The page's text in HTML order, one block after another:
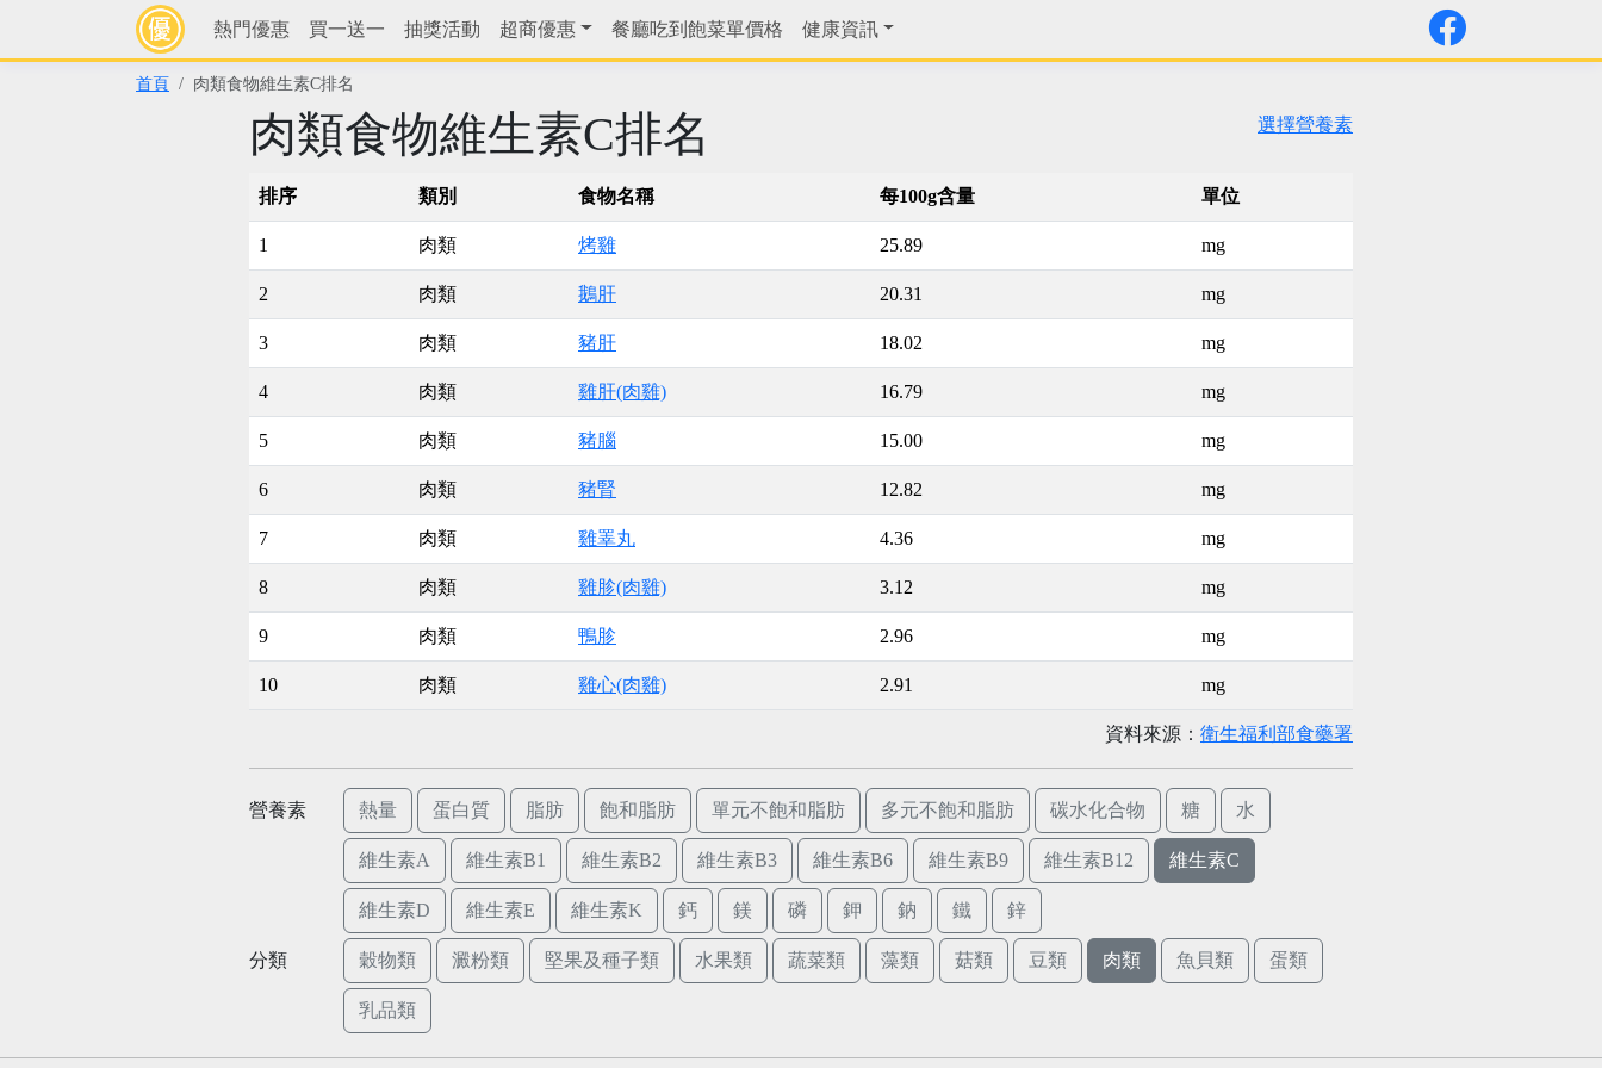
熱門優惠 買一送一 抽獎活動 超商優惠 餐廳吃到飽菜單價格 健康資訊
首頁 肉類食物維生素C排名
選擇營養素
肉類食物維生素C排名
排序 類別 食物名稱 每100g含量 單位
1 肉類 烤雞 25.89 mg
2 肉類 鵝肝 20.31 mg
3 肉類 豬肝 18.02 mg
4 肉類 雞肝(肉雞) 16.79 mg
5 肉類 豬腦 15.00 mg
6 肉類 豬腎 12.82 mg
7 肉類 雞睪丸 4.36 mg
8 肉類 雞胗(肉雞) 3.12 mg
9 肉類 鴨胗 2.96 mg
10 肉類 雞心(肉雞) 2.91 mg
資料來源： 衛生福利部食藥署
營養素 熱量 蛋白質 脂肪 飽和脂肪 單元不飽和脂肪 多元不飽和脂肪 碳水化合物 糖 水
維生素A 維生素B1 維生素B2 維生素B3 維生素B6 維生素B9 維生素B12 維生素C
維生素D 維生素E 維生素K 鈣 鎂 磷 鉀 鈉 鐵 鋅
分類 穀物類 澱粉類 堅果及種子類 水果類 蔬菜類 藻類 菇類 豆類 肉類 魚貝類 蛋類
乳品類